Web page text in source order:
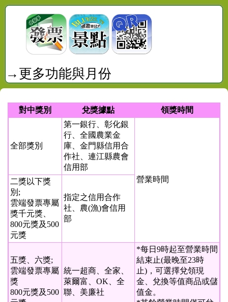
→更多功能與月份
對中獎別 兌獎據點 領獎時間
全部獎別
第一銀行、彰化銀
行、全國農業金
庫、金門縣信用合
作社、連江縣農會
信用部
營業時間
二獎以下獎
別;
雲端發票專屬
獎千元獎、
800元獎及500
元獎
指定之信用合作
社、農(漁)會信用
部
五獎、六獎;
雲端發票專屬
獎
800元獎及500
統一超商、全家、
萊爾富、OK、全
聯、美廉社
*每日9時起至營業時間
結束止(最晚至23時
止)，可選擇兌領現
金、兌換等值商品或儲
值金。